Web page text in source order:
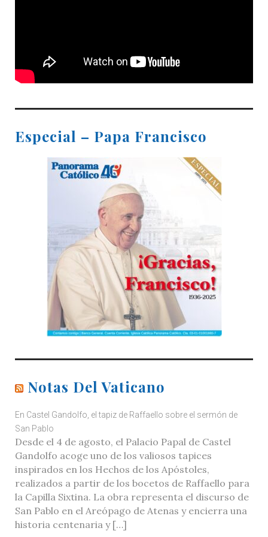
Especial – Papa Francisco
Notas Del Vaticano
En Castel Gandolfo, el tapiz de Raffaello sobre el sermón de
San Pablo
Desde el 4 de agosto, el Palacio Papal de Castel
Gandolfo acoge uno de los valiosos tapices
inspirados en los Hechos de los Apóstoles,
realizados a partir de los bocetos de Raffaello para
la Capilla Sixtina. La obra representa el discurso de
San Pablo en el Areópago de Atenas y encierra una
historia centenaria y […]